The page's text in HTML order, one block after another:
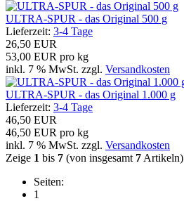
ULTRA-SPUR - das Original 500 g
Lieferzeit: 3-4 Tage
26,50 EUR
53,00 EUR pro kg
inkl. 7 % MwSt. zzgl. Versandkosten
ULTRA-SPUR - das Original 1.000 g
Lieferzeit: 3-4 Tage
46,50 EUR
46,50 EUR pro kg
inkl. 7 % MwSt. zzgl. Versandkosten
Zeige 1 bis 7 (von insgesamt 7 Artikeln)
Seiten:
1